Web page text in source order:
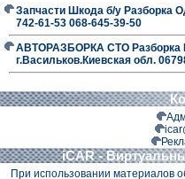
Запчасти Шкода б/у Разборка
742-61-53 068-645-39-50
АВТОРАЗБОРКА СТО Разборка
г.Васильков.Киевская обл.
iCAR -
При использовании материалов